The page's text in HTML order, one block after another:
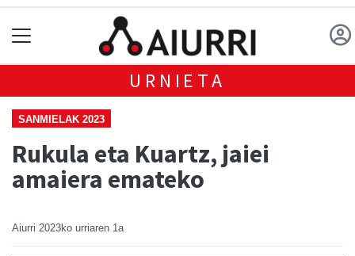
URNIETA
SANMIELAK 2023
Rukula eta Kuartz, jaiei
amaiera emateko
Aiurri 2023ko urriaren 1a